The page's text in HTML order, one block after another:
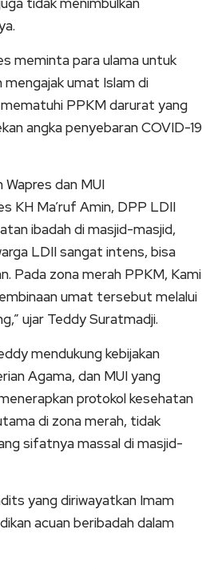
meminta para ulama untuk
mengajak umat Islam di
PPKM darurat yang
angka penyebaran COVID-19
Wapres dan MUI
KH Ma’ruf Amin, DPP LDII
ibadah di masjid-masjid,
LDII sangat intens, bisa
Pada zona merah PPKM, Kami
umat tersebut melalui
ujar Teddy Suratmadji.
mendukung kebijakan
Agama, dan MUI yang
protokol kesehatan
di zona merah, tidak
sifatnya massal di masjid-
yang diriwayatkan Imam
acuan beribadah dalam